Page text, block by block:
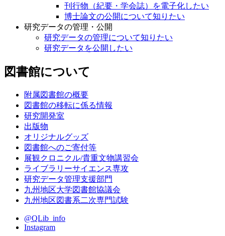
刊行物（紀要・学会誌）を電子化したい
博士論文の公開について知りたい
研究データの管理・公開
研究データの管理について知りたい
研究データを公開したい
図書館について
附属図書館の概要
図書館の移転に係る情報
研究開発室
出版物
オリジナルグッズ
図書館へのご寄付等
展観クロニクル/貴重文物講習会
ライブラリーサイエンス専攻
研究データ管理支援部門
九州地区大学図書館協議会
九州地区図書系二次専門試験
@QLib_info
Instagram